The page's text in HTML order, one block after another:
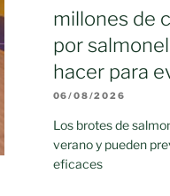
millones de
por
hacer para
06/08/2026
Los brotes de
verano y pueden
eficaces